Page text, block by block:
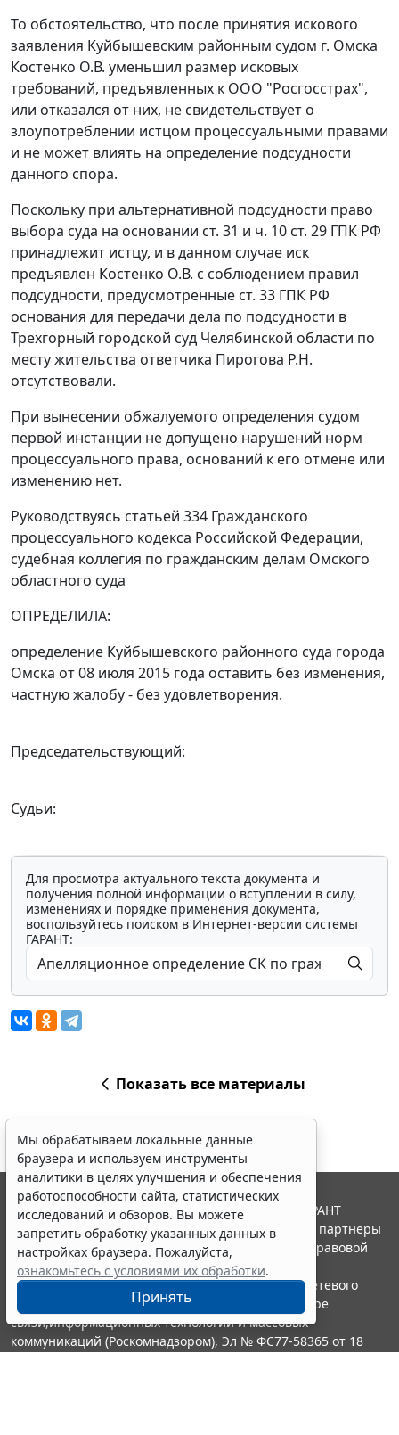
То обстоятельство, что после принятия искового
заявления Куйбышевским районным судом г. Омска
Костенко О.В. уменьшил размер исковых
требований, предъявленных к ООО "Росгосстрах",
или отказался от них, не свидетельствует о
злоупотреблении истцом процессуальными правами
и не может влиять на определение подсудности
данного спора.
Поскольку при альтернативной подсудности право
выбора суда на основании ст. 31 и ч. 10 ст. 29 ГПК РФ
принадлежит истцу, и в данном случае иск
предъявлен Костенко О.В. с соблюдением правил
подсудности, предусмотренные ст. 33 ГПК РФ
основания для передачи дела по подсудности в
Трехгорный городской суд Челябинской области по
месту жительства ответчика Пирогова Р.Н.
отсутствовали.
При вынесении обжалуемого определения судом
первой инстанции не допущено нарушений норм
процессуального права, оснований к его отмене или
изменению нет.
Руководствуясь статьей 334 Гражданского
процессуального кодекса Российской Федерации,
судебная коллегия по гражданским делам Омского
областного суда
ОПРЕДЕЛИЛА:
определение Куйбышевского районного суда города
Омска от 08 июля 2015 года оставить без изменения,
частную жалобу - без удовлетворения.
Председательствующий:
Судьи:
Для просмотра актуального текста документа и
получения полной информации о вступлении в силу,
изменениях и порядке применения документа,
воспользуйтесь поиском в Интернет-версии системы
ГАРАНТ:
Показать все материалы
Мы обрабатываем локальные данные
браузера и используем инструменты
аналитики в целях улучшения и обеспечения
работоспособности сайта, статистических
исследований и обзоров. Вы можете
запретить обработку указанных данных в
настройках браузера. Пожалуйста,
ознакомьтесь с условиями их обработки.
Принять
© ООО "НПП "ГАРАНТ-СЕРВИС", 2026. Система ГАРАНТ
выпускается с 1990 года. Компания "Гарант" и ее партнеры
являются участниками Российской ассоциации правовой
информации ГАРАНТ.
Портал ГАРАНТ.РУ зарегистрирован в качестве сетевого
издания Федеральной службой по надзору в сфере
связи,информационных технологий и массовых
коммуникаций (Роскомнадзором), Эл № ФС77-58365 от 18